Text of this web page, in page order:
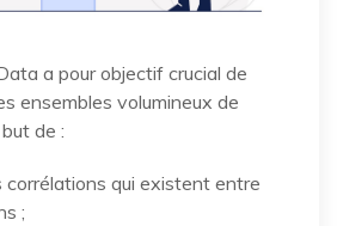
a pour objectif crucial de
ensembles volumineux de
de :
corrélations qui existent entre
;